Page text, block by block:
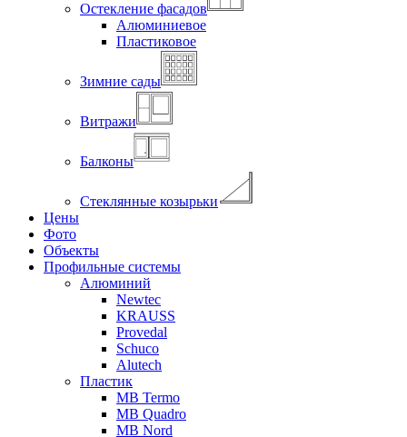
Остекление фасадов
Алюминиевое
Пластиковое
Зимние сады
Витражи
Балконы
Стеклянные козырьки
Цены
Фото
Объекты
Профильные системы
Алюминий
Newtec
KRAUSS
Provedal
Schuco
Аlutech
Пластик
MB Termo
MB Quadro
MB Nord